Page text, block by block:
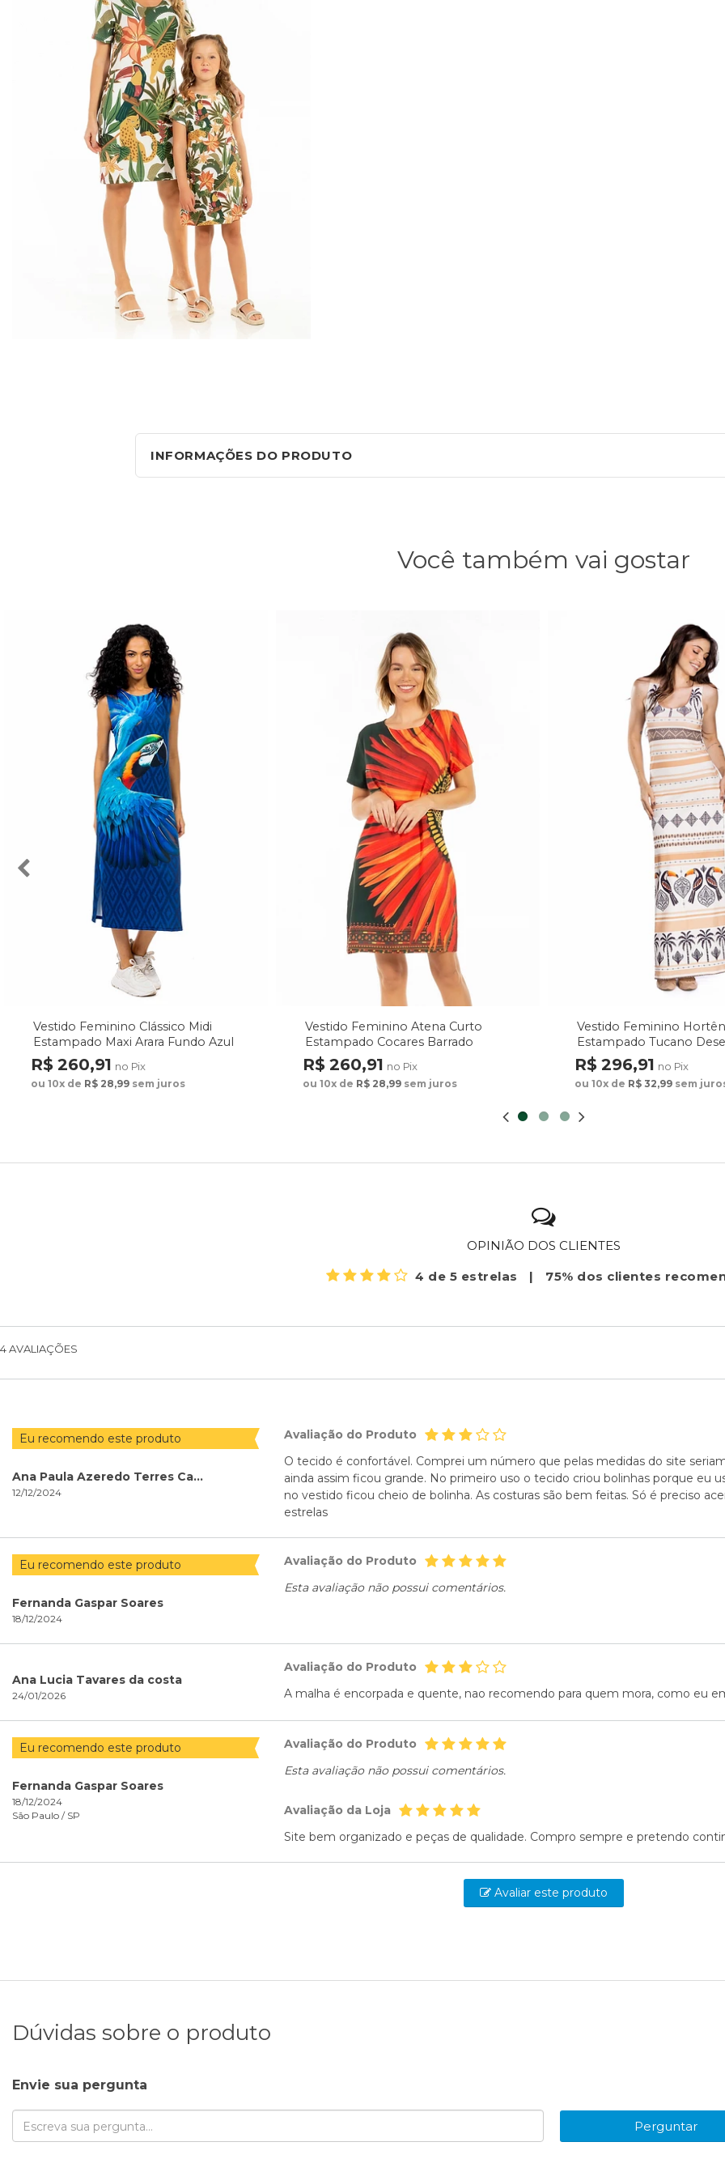
INFORMAÇÕES DO PRODUTO
Você também vai gostar
Vestido Feminino Clássico Midi
Estampado Maxi Arara Fundo Azul
R$ 260,91 no Pix
ou 10x de R$ 28,99 sem juros
Vestido Feminino Atena Curto
Estampado Cocares Barrado
Fundo Verde
R$ 260,91 no Pix
ou 10x de R$ 28,99 sem juros
Vestido Feminino
Estampado Tucano
Étnicos
R$ 296,91 no Pix
ou 10x de R$ 32,99 sem
OPINIÃO DOS CLIENTES
4 de 5 estrelas
| 75% dos clientes
4AVALIAÇÕES
Eu recomendo este produto
Ana Paula Azeredo Terres Cavalheiro
12/12/2024
Avaliação do Produto
O tecido é confortável. Comprei um número que pelas medidas do site
ainda assim ficou grande. No primeiro uso o tecido criou bolinhas porque eu
no vestido ficou cheio de bolinha. As costuras são bem feitas. Só é preciso
estrelas
Eu recomendo este produto
Fernanda Gaspar Soares
18/12/2024
Avaliação do Produto
Esta avaliação não possui comentários.
Ana Lucia Tavares da costa
24/01/2026
Avaliação do Produto
A malha é encorpada e quente, nao recomendo para quem mora, como eu
Eu recomendo este produto
Fernanda Gaspar Soares
18/12/2024
São Paulo / SP
Avaliação do Produto
Esta avaliação não possui comentários.
Avaliação da Loja
Site bem organizado e peças de qualidade. Compro sempre e pretendo
Avaliar este produto
Dúvidas sobre o produto
Envie sua pergunta
Perguntar